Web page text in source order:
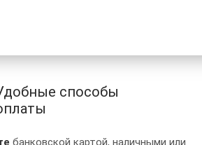
способы
банковской картой, наличными или